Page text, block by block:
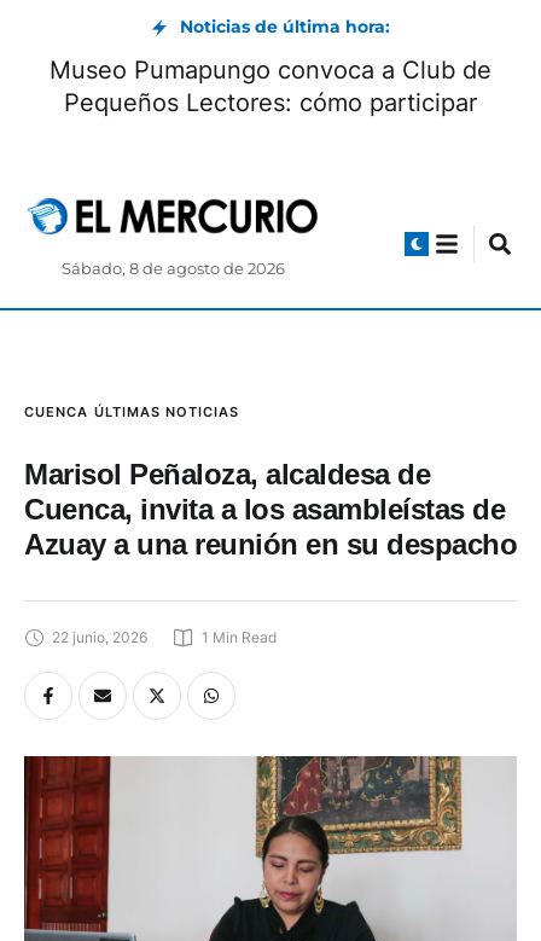
Noticias de última hora:
Museo Pumapungo convoca a Club de
Pequeños Lectores: cómo participar
Sábado, 8 de agosto de 2026
CUENCA ÚLTIMAS NOTICIAS
Marisol Peñaloza, alcaldesa de
Cuenca, invita a los asambleístas de
Azuay a una reunión en su despacho
22 junio, 2026 1 Min Read